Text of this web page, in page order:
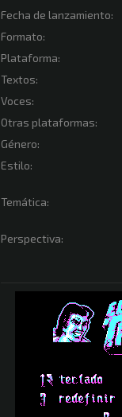
Fecha de lanzamiento:
Formato:
Plataforma:
Textos:
Voces:
Otras plataformas:
Género:
Estilo:
Temática:
Perspectiva: